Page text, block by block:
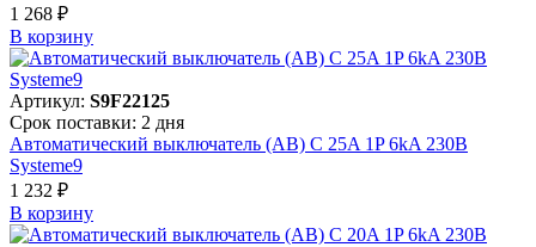
1 268 ₽
В корзинy
Артикул: S9F22125
Срок поставки: 2 дня
Автоматический выключатель (АВ) C 25A 1P 6kA 230В
Systeme9
1 232 ₽
В корзинy